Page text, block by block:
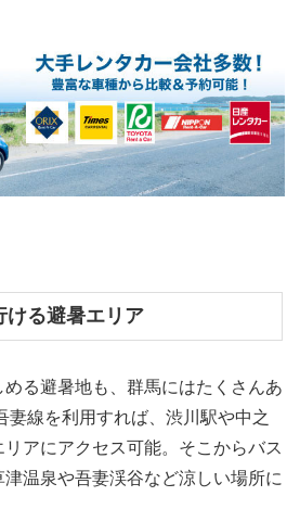
ける避暑エリア
る避暑地も、群馬にはたくさんあ
妻線を利用すれば、渋川駅や中之
アにアクセス可能。そこからバス
温泉や吾妻渓谷など涼しい場所に